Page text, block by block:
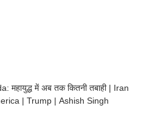
महायुद्ध में अब तक कितनी तबाही | Iran
| Trump | Ashish Singh